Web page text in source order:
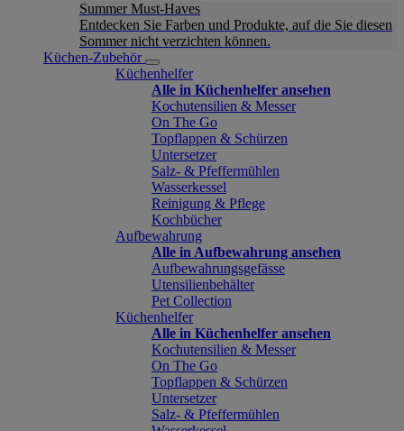
Summer Must-Haves
Entdecken Sie Farben und Produkte, auf die Sie diesen
Sommer nicht verzichten können.
Küchen-Zubehör
Küchenhelfer
Alle in Küchenhelfer ansehen
Kochutensilien & Messer
On The Go
Topflappen & Schürzen
Untersetzer
Salz- & Pfeffermühlen
Wasserkessel
Reinigung & Pflege
Kochbücher
Aufbewahrung
Alle in Aufbewahrung ansehen
Aufbewahrungsgefässe
Utensilienbehälter
Pet Collection
Küchenhelfer
Alle in Küchenhelfer ansehen
Kochutensilien & Messer
On The Go
Topflappen & Schürzen
Untersetzer
Salz- & Pfeffermühlen